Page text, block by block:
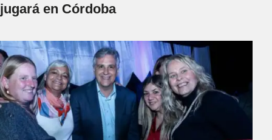
jugará en Córdoba